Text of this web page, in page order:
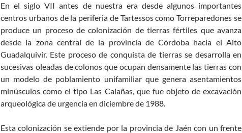
En el siglo VII antes de nuestra era desde algunos importantes
centros urbanos de la periferia de Tartessos como Torreparedones se
produce un proceso de colonización de tierras fértiles que avanza
desde la zona central de la provincia de Córdoba hacia el Alto
Guadalquivir. Este proceso de conquista de tierras se desarrolla en
sucesivas oleadas de colonos que ocupan densamente las tierras con
un modelo de poblamiento unifamiliar que genera asentamientos
minúsculos como el tipo Las Calañas, que fue objeto de excavación
arqueológica de urgencia en diciembre de 1988.
Esta colonización se extiende por la provincia de Jaén con un frente